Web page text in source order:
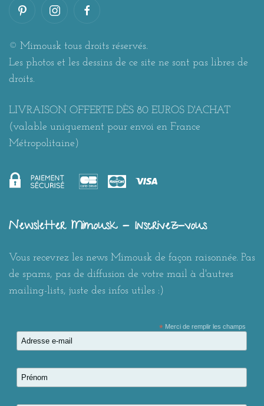
© Mimousk tous droits réservés.
Les photos et les dessins de ce site ne sont pas libres de
droits.
LIVRAISON OFFERTE DÈS 80 EUROS D'ACHAT
(valable uniquement pour envoi en France
Métropolitaine)
Newsletter Mimousk - Inscrivez-vous
Vous recevrez les news Mimousk de façon raisonnée. Pas
de spams, pas de diffusion de votre mail à d'autres
mailing-lists, juste des infos utiles :)
*Merci de remplir les champs